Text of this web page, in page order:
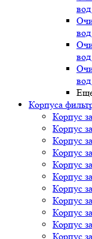
Корпуса
Корпус
Корпус
Корпус
Корпус
Корпус
Корпус
Корпус
Корпус
Корпус
Корпус
Корпус